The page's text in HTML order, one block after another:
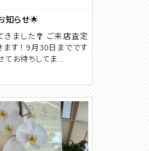
知らせ🌟
きました🎐 ご来店査定
す！ 9月30日までです
てお待ちしてま...